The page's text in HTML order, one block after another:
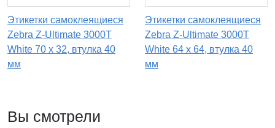
Этикетки самоклеящиеся
Zebra Z-Ultimate 3000T
White 70 x 32, втулка 40
мм
Этикетки самоклеящиеся
Zebra Z-Ultimate 3000T
White 64 x 64, втулка 40
мм
Вы смотрели